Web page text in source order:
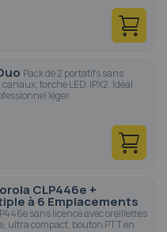
Pack de 2 portatifs sans
torche LED, IPX2. Idéal
léger.
CLP446e +
à 6 Emplacements
sans licence avec oreillettes
ultra compact, bouton PTT en